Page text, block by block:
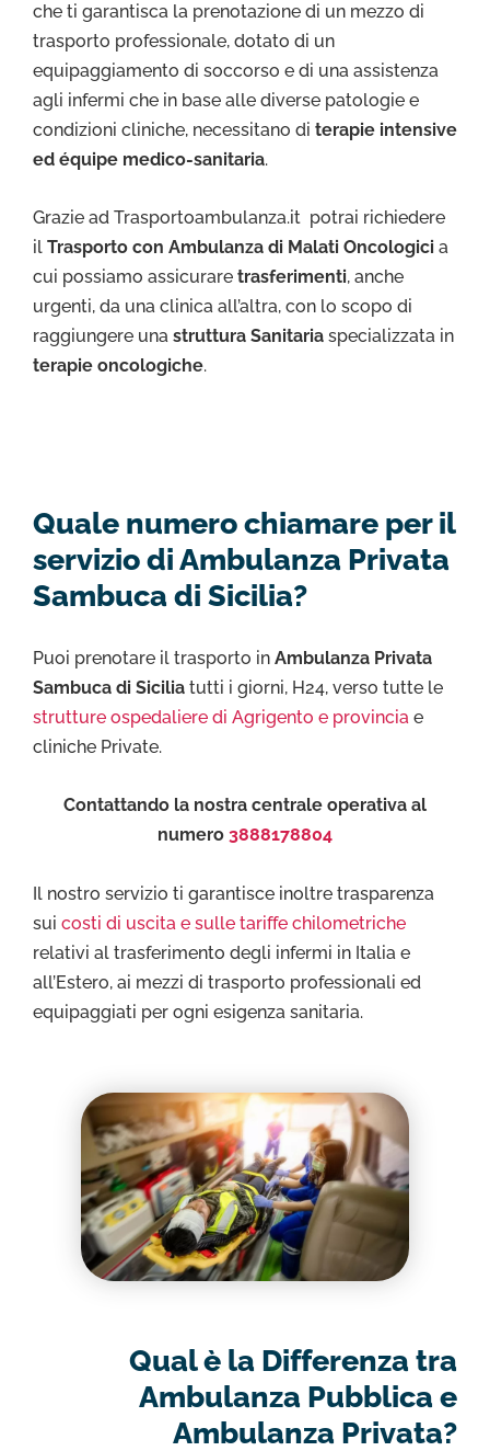
che ti garantisca la prenotazione di un mezzo di
trasporto professionale, dotato di un
equipaggiamento di soccorso e di una assistenza
agli infermi che in base alle diverse patologie e
condizioni cliniche, necessitano di terapie intensive
ed équipe medico-sanitaria.
Grazie ad Trasportoambulanza.it potrai richiedere
il Trasporto con Ambulanza di Malati Oncologici a
cui possiamo assicurare trasferimenti, anche
urgenti, da una clinica all’altra, con lo scopo di
raggiungere una struttura Sanitaria specializzata in
terapie oncologiche.
Quale numero chiamare per il
servizio di Ambulanza Privata
Sambuca di Sicilia?
Puoi prenotare il trasporto in Ambulanza Privata
Sambuca di Sicilia tutti i giorni, H24, verso tutte le
strutture ospedaliere di Agrigento e provincia e
cliniche Private.
Contattando la nostra centrale operativa al
numero 3888178804
Il nostro servizio ti garantisce inoltre trasparenza
sui costi di uscita e sulle tariffe chilometriche
relativi al trasferimento degli infermi in Italia e
all’Estero, ai mezzi di trasporto professionali ed
equipaggiati per ogni esigenza sanitaria.
Qual è la Differenza tra
Ambulanza Pubblica e
Ambulanza Privata?